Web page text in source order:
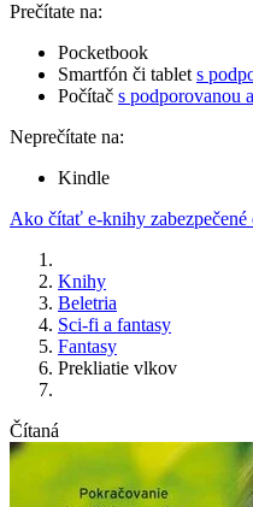
Prečítate na:
Pocketbook
Smartfón či tablet s
Počítač s podporovanou
Neprečítate na:
Kindle
Ako čítať e-knihy
Knihy
Beletria
Sci-fi a fantasy
Fantasy
Prekliatie vlkov
Čítaná